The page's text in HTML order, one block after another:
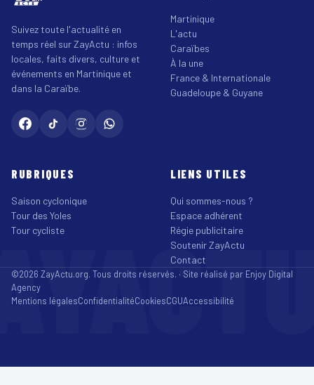
Suivez toute l'actualité en
temps réel sur ZayActu : infos
locales, faits divers, culture et
événements en Martinique et
dans la Caraïbe.
Martinique
L'actu
Caraïbes
À la une
France & Internationale
Guadeloupe & Guyane
RUBRIQUES
Saison cyclonique
Tour des Yoles
Tour cycliste
LIENS UTILES
Qui sommes-nous ?
Espace adhérent
Régie publicitaire
Soutenir ZayActu
Contact
©2026 ZayActu.org. Tous droits réservés. · Site réalisé par Enjoy Digital
Agency
Mentions légalesConfidentialitéCookiesCGUAccessibilité